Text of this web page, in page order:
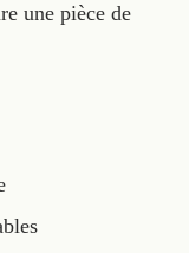
une pièce de